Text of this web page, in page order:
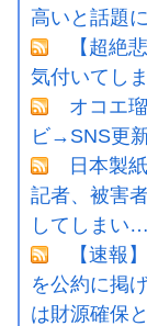
高いと話題に
【超絶
気付いてし
オコエ
ビ→SNS更
日本製
記者、被害
してしまい
【速報
を公約に掲
は財源確保